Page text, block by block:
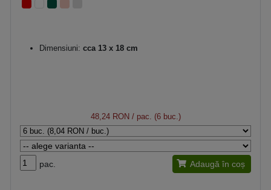
Dimensiuni: cca 13 x 18 cm
48,24 RON / pac. (6 buc.)
pac. Adaugă în coș